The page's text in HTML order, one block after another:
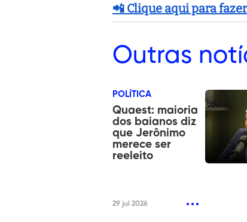
📲 Clique aqui para
Outras
POLÍTICA
Quaest: maioria
dos baianos diz
que Jerônimo
merece ser
reeleito
29 jul 2026